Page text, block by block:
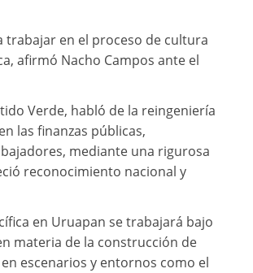
trabajar en el proceso de cultura
afirmó Nacho Campos ante el
Verde, habló de la reingeniería
las finanzas públicas,
mediante una rigurosa
reconocimiento nacional y
en Uruapan se trabajará bajo
materia de la construcción de
escenarios y entornos como el